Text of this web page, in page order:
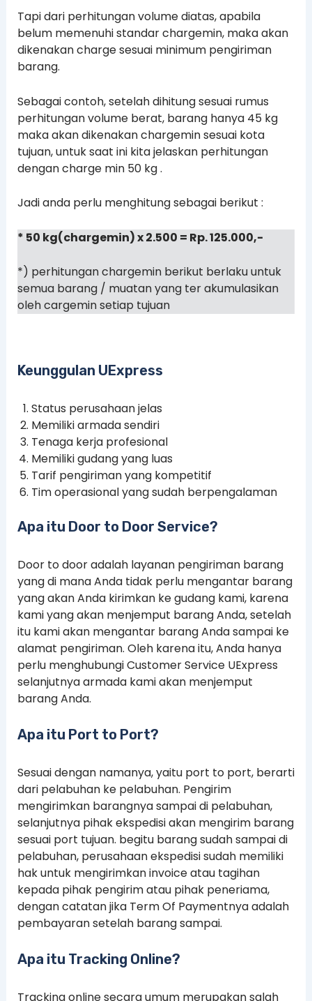
Tapi dari perhitungan volume diatas, apabila
belum memenuhi standar chargemin, maka akan
dikenakan charge sesuai minimum pengiriman
barang.
Sebagai contoh, setelah dihitung sesuai rumus
perhitungan volume berat, barang hanya 45 kg
maka akan dikenakan chargemin sesuai kota
tujuan, untuk saat ini kita jelaskan perhitungan
dengan charge min 50 kg .
Jadi anda perlu menghitung sebagai berikut :
* 50 kg(chargemin) x 2.500 = Rp. 125.000,-
*) perhitungan chargemin berikut berlaku untuk
semua barang / muatan yang ter akumulasikan
oleh cargemin setiap tujuan
Keunggulan UExpress
Status perusahaan jelas
Memiliki armada sendiri
Tenaga kerja profesional
Memiliki gudang yang luas
Tarif pengiriman yang kompetitif
Tim operasional yang sudah berpengalaman
Apa itu Door to Door Service?
Door to door adalah layanan pengiriman barang
yang di mana Anda tidak perlu mengantar barang
yang akan Anda kirimkan ke gudang kami, karena
kami yang akan menjemput barang Anda, setelah
itu kami akan mengantar barang Anda sampai ke
alamat pengiriman. Oleh karena itu, Anda hanya
perlu menghubungi Customer Service UExpress
selanjutnya armada kami akan menjemput
barang Anda.
Apa itu Port to Port?
Sesuai dengan namanya, yaitu port to port, berarti
dari pelabuhan ke pelabuhan. Pengirim
mengirimkan barangnya sampai di pelabuhan,
selanjutnya pihak ekspedisi akan mengirim barang
sesuai port tujuan. begitu barang sudah sampai di
pelabuhan, perusahaan ekspedisi sudah memiliki
hak untuk mengirimkan invoice atau tagihan
kepada pihak pengirim atau pihak peneriama,
dengan catatan jika Term Of Paymentnya adalah
pembayaran setelah barang sampai.
Apa itu Tracking Online?
Tracking online secara umum merupakan salah